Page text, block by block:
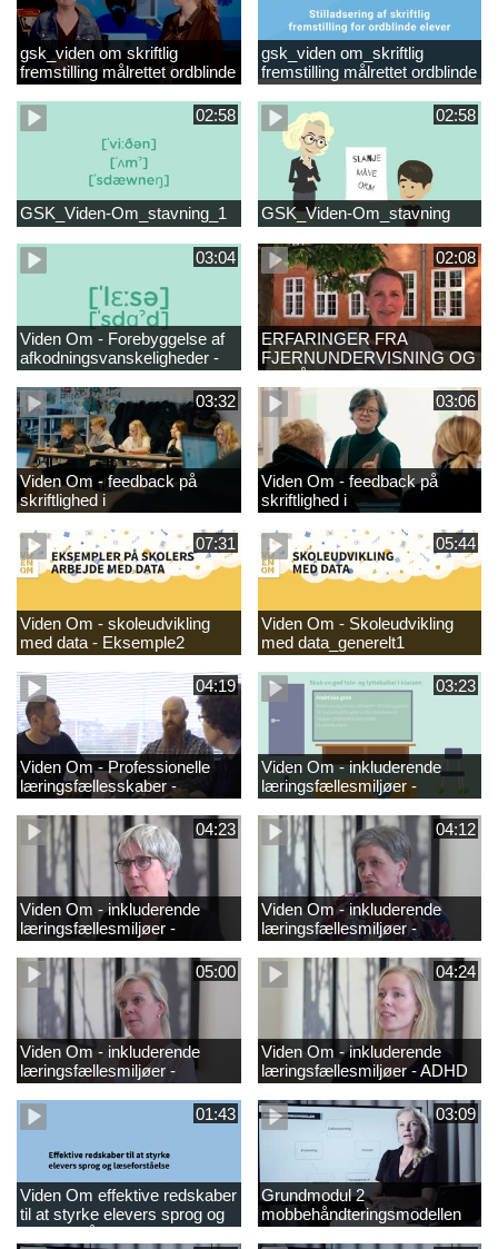
gsk_viden om skriftlig
fremstilling målrettet ordblinde
elever_Video 1
opsummering.mp4
gsk_viden om_skriftlig
fremstilling målrettet ordblinde
elever
02:58
GSK_Viden-Om_stavning_1
02:58
GSK_Viden-Om_stavning
03:04
Viden Om - Forebyggelse af
afkodningsvanskeligheder -
læsestart
02:08
ERFARINGER FRA
FJERNUNDERVISNING OG
GENÅBNING
03:32
Viden Om - feedback på
skriftlighed i
danskundervisningen -
GRUND_
03:06
Viden Om - feedback på
skriftlighed i
danskundervisningen
07:31
Viden Om - skoleudvikling
med data - Eksemple2
05:44
Viden Om - Skoleudvikling
med data_generelt1
04:19
Viden Om - Professionelle
læringsfællesskaber -
GRUND
03:23
Viden Om - inkluderende
læringsfællesmiljøer -
hørenedsættelse_2
04:23
Viden Om - inkluderende
læringsfællesmiljøer -
synsnedsættelse
04:12
Viden Om - inkluderende
læringsfællesmiljøer -
ordblindhed
05:00
Viden Om - inkluderende
læringsfællesmiljøer -
autisme
04:24
Viden Om - inkluderende
læringsfællesmiljøer - ADHD
01:43
Viden Om effektive redskaber
til at styrke elevers sprog og
læseforståels
03:09
Grundmodul 2
mobbehåndteringsmodellen